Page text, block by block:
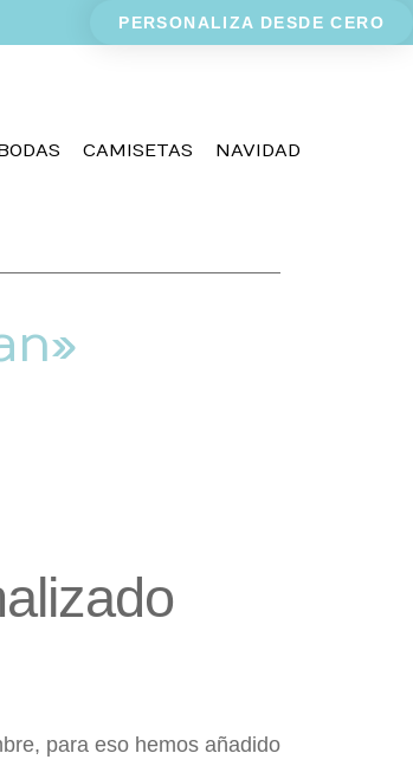
PERSONALIZA DESDE CERO
CAMISETAS NAVIDAD
para eso hemos añadido